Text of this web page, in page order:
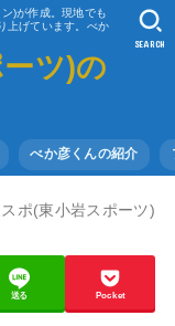
)が作成。現地でも
上げています。べか
ツ)の
べか彦くんの紹介
SEARCH
ポ(東小岩スポーツ)
送る Pocket